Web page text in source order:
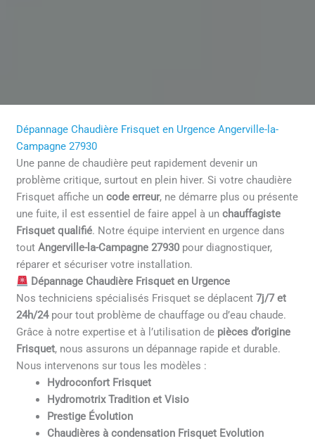
Dépannage Chaudière Frisquet en Urgence Angerville-la-
Campagne 27930
Une panne de chaudière peut rapidement devenir un
problème critique, surtout en plein hiver. Si votre chaudière
Frisquet affiche uncode erreur, ne démarre plus ou présente
une fuite, il est essentiel de faire appel à unchauffagiste
Frisquet qualifié. Notre équipe intervient en urgence dans
toutAngerville-la-Campagne 27930 pour diagnostiquer,
réparer et sécuriser votre installation.
Dépannage Chaudière Frisquet en Urgence
Nos techniciens spécialisés Frisquet se déplacent7j/7 et
24h/24pour tout problème de chauffage ou d’eau chaude.
Grâce à notre expertise et à l’utilisation de pièces d’origine
Frisquet, nous assurons un dépannage rapide et durable.
Nous intervenons sur tous les modèles :
Hydroconfort Frisquet
Hydromotrix Tradition et Visio
Prestige Évolution
Chaudières à condensation Frisquet Evolution